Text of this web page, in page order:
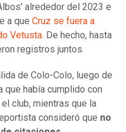
alrededor del 2023 e
a que Cruz se fuera a
Vetusta. De hecho, hasta
registros juntos.
de Colo-Colo, luego de
que había cumplido con
club, mientras que la
consideró que no